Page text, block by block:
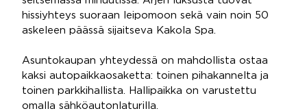
hissiyhteys suoraan leipomoon sekä vain noin 50
askeleen päässä sijaitseva Kakola Spa.
Asuntokaupan yhteydessä on mahdollista ostaa
kaksi autopaikkaosaketta: toinen pihakannelta ja
toinen parkkihallista. Hallipaikka on varustettu
omalla sähköautonlaturilla.